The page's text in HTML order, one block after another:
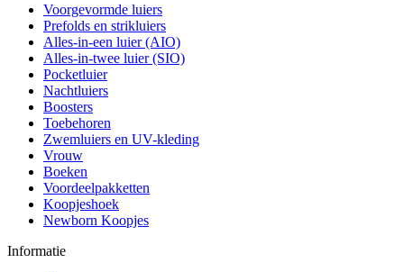
Voorgevormde luiers
Prefolds en strikluiers
Alles-in-een luier (AIO)
Alles-in-twee luier (SIO)
Pocketluier
Nachtluiers
Boosters
Toebehoren
Zwemluiers en UV-kleding
Vrouw
Boeken
Voordeelpakketten
Koopjeshoek
Newborn Koopjes
Informatie